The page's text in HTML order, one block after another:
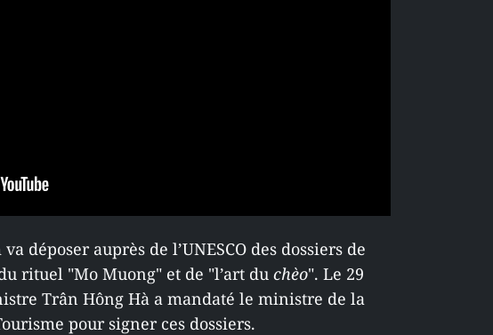
déposer auprès de l’UNESCO des dossiers de
rituel "Mo Muong" et de "l’art du chèo". Le 29
Trân Hông Hà a mandaté le ministre de la
pour signer ces dossiers.